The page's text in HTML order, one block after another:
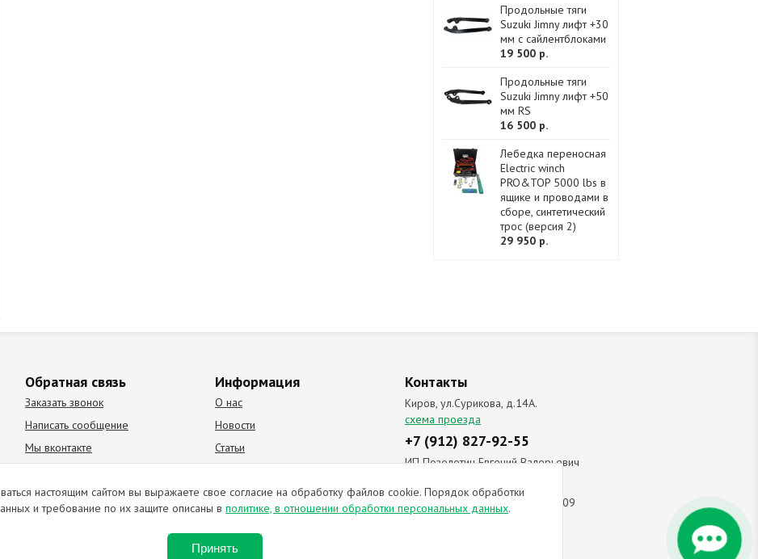
Продольные тяги
Suzuki Jimny лифт +30
мм с сайлентблоками
19 500 р.
Продольные тяги
Suzuki Jimny лифт +50
мм RS
16 500 р.
Лебедка переносная
Electric winch
PRO&TOP 5000 lbs в
ящике и проводами в
сборе, синтетический
трос (версия 2)
29 950 р.
Обратная связь
Заказать звонок
Написать сообщение
Мы вконтакте
Информация
О нас
Новости
Статьи
Контакты
Киров, ул.Сурикова, д.14А.
схема проезда
+7 (912) 827-92-55
ИП Позолотин Евгений Валерьевич
ИНН 434537218055 / ОГРН ИП
309434505600123 от 25.02.2009
Копирование материалов запрещено. Отправляя любую форму на сайте, вы соглашаетесь с
настоящим сайтом вы выражаете свое согласие на обработку файлов cookie. Порядок обработки
и требование по их защите описаны в политике, в отношении обработки персональных данных.
Принять